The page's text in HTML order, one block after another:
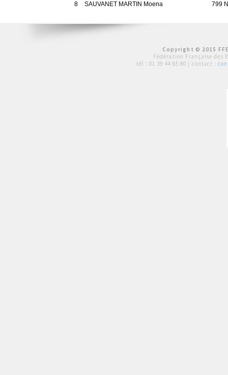
8
SAUVANET MARTIN Moena 799 N
Copyright © 2015
Fédération Française des
tél : 01 39 44 65 80 | contact :